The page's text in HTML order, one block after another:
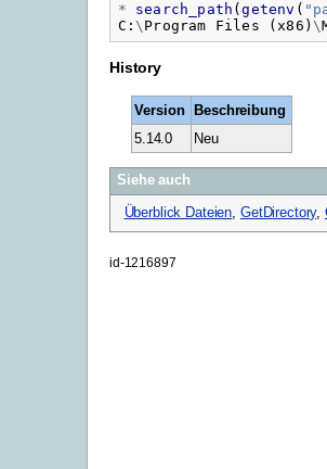
* search_path (getenv ( "
C : \ Program Files (x86 ) \
History
Version
Beschreibung
5.14.0
Neu
Siehe auch
Überblick Dateien, GetDirectory,
id-1216897